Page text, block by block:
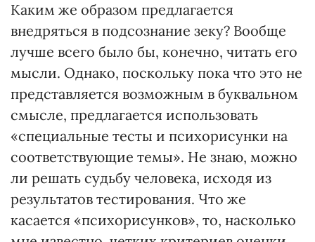
Каким же образом предлагается
внедряться в подсознание зеку? Вообще
лучше всего было бы, конечно, читать его
мысли. Однако, поскольку пока что это не
представляется возможным в буквальном
смысле, предлагается использовать
«специальные тесты и психорисунки на
соответствующие темы». Не знаю, можно
ли решать судьбу человека, исходя из
результатов тестирования. Что же
касается «психорисунков», то, насколько